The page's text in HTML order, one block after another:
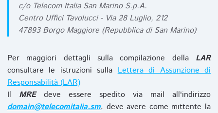
c/o Telecom Italia San Marino S.p.A.
Centro Uffici Tavolucci - Via 28 Luglio, 212
47893 Borgo Maggiore (Repubblica di San Marino)
Per maggiori dettagli sulla compilazione della LAR
consultare le istruzioni sullaLettera di Assunzione di
Responsabilità (LAR)
Il MREdeve essere spedito via mail all'indirizzo
domain@telecomitalia.sm, deve avere come mittente la